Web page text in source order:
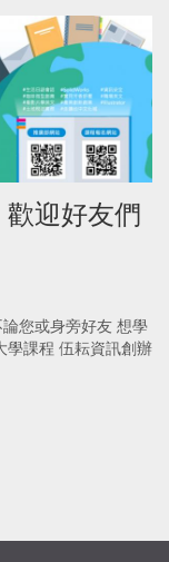
迎好友們
您或身旁好友 想學
學課程 伍耘資訊創辦